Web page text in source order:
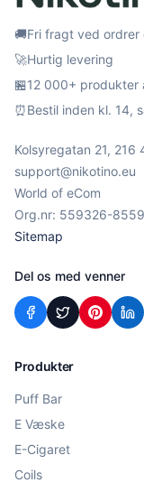
🚚Fri fragt ved
🚀Hurtig levering
🏪12 000+ produkter
⏰Bestil inden kl. 14,
Kolsyregatan 21, 216
support@nikotino.eu
World of eCom
Org.nr: 559326-8559
Sitemap
Del os med venner
Produkter
Puff Bar
E Væske
E-Cigaret
Coils